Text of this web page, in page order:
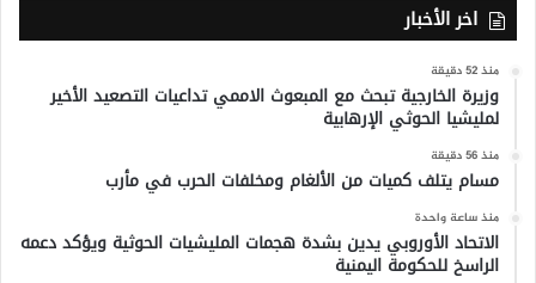
اخر الأخبار
منذ 52 دقيقة
وزيرة الخارجية تبحث مع المبعوث الاممي تداعيات التصعيد الأخير
لمليشيا الحوثي الإرهابية
منذ 56 دقيقة
مسام يتلف كميات من الألغام ومخلفات الحرب في مأرب
منذ ساعة واحدة
الاتحاد الأوروبي يدين بشدة هجمات المليشيات الحوثية ويؤكد دعمه
الراسخ للحكومة اليمنية